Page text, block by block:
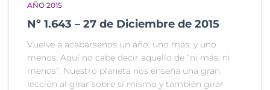
AÑO 2015
Nº 1.643 – 27 de Diciembre de 2015
Vuelve a acabársenos un año, uno más, y uno
menos. Aquí no cabe decir aquello de “ni más, ni
menos”. Nuestro planeta nos enseña una gran
lección al girar sobre sí mismo y también girar